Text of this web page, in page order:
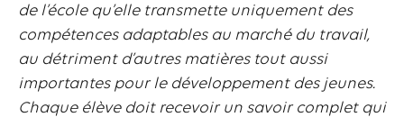
de l’école qu’elle transmette uniquement des
compétences adaptables au marché du travail,
au détriment d’autres matières tout aussi
importantes pour le développement des jeunes.
Chaque élève doit recevoir un savoir complet qui